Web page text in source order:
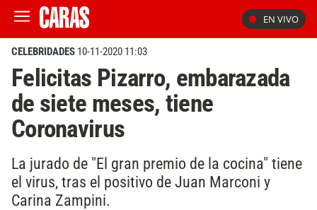
EN VIVO
CELEBRIDADES 10-11-2020 11:03
Felicitas Pizarro, embarazada
de siete meses, tiene
Coronavirus
La jurado de "El gran premio de la cocina" tiene
el virus, tras el positivo de Juan Marconi y
Carina Zampini.